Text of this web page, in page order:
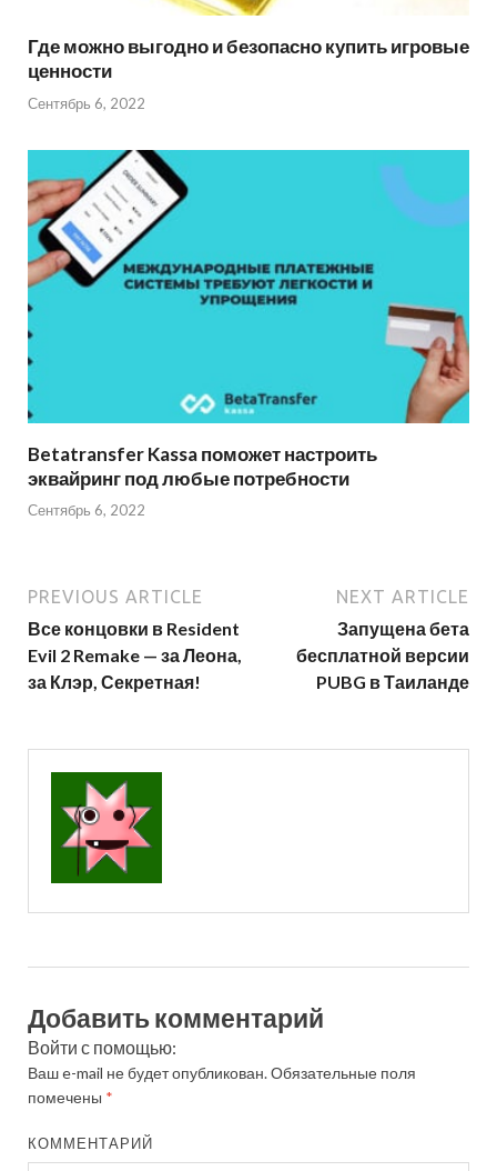
Где можно выгодно и безопасно купить игровые
ценности
Сентябрь 6, 2022
Betatransfer Kassa поможет настроить
эквайринг под любые потребности
Сентябрь 6, 2022
PREVIOUS ARTICLE
Все концовки в Resident
Evil 2 Remake — за Леона,
за Клэр, Секретная!
NEXT ARTICLE
Запущена бета
бесплатной версии
PUBG в Таиланде
Добавить комментарий
Войти с помощью:
Ваш e-mail не будет опубликован.Обязательные поля
помечены *
КОММЕНТАРИЙ